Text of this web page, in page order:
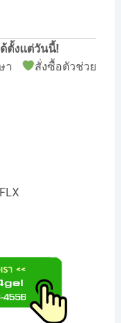
ตั้งแต่วันนี้!
า
สั่งซื้อตัวช่วย